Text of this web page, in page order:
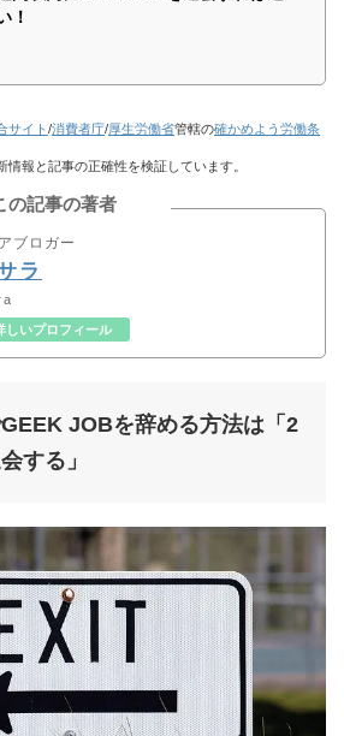
！
サイト /消費者庁/厚生労働省管轄の確かめよう労働条
情報と記事の正確性を検証しています。
の記事の著者
ブロガー
ラ
しいプロフィール
JOBを辞める方法は「2
する」